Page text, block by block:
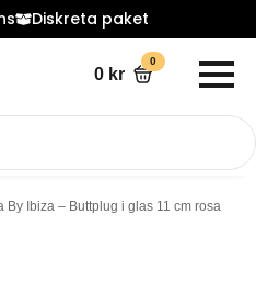
Diskreta paket
0 kr
0
By Ibiza – Buttplug i glas 11 cm rosa